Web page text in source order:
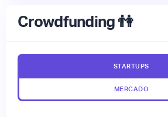
Crowdfunding 👫
STARTUPS
MERCADO